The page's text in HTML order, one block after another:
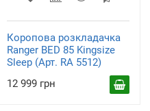
Коропова розкладачка
Ranger BED 85 Kingsize
Sleep (Арт. RA 5512)
12 999 грн